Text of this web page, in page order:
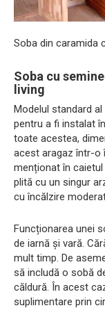
Soba din caramida
Soba cu
living
Modelul standard
pentru a fi instalat
toate acestea,
acest aragaz într-o
menționat în
plită cu un singur
cu încălzire
Funcționarea unei
de iarnă și vară.
mult timp. De
să includă o sobă
căldură. În acest
suplimentare prin